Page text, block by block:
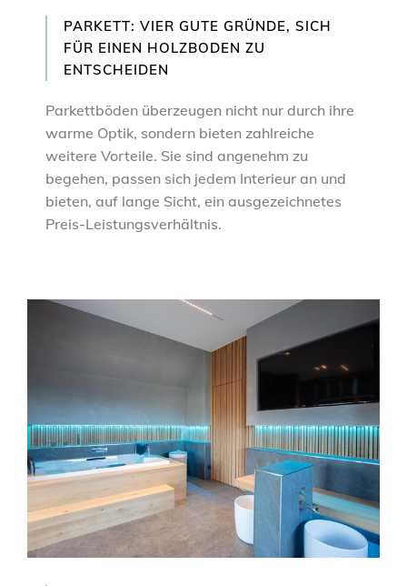
PARKETT: VIER GUTE GRÜNDE, SICH
FÜR EINEN HOLZBODEN ZU
ENTSCHEIDEN
Parkettböden überzeugen nicht nur durch ihre
warme Optik, sondern bieten zahlreiche
weitere Vorteile. Sie sind angenehm zu
begehen, passen sich jedem Interieur an und
bieten, auf lange Sicht, ein ausgezeichnetes
Preis-Leistungsverhältnis.